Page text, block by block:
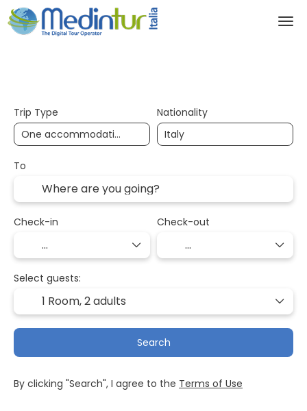
Trip Type Nationality
To
Check-in Check-out
Select guests:
1 Room,2 adults
Search
By clicking "Search", I agree to the Terms of Use